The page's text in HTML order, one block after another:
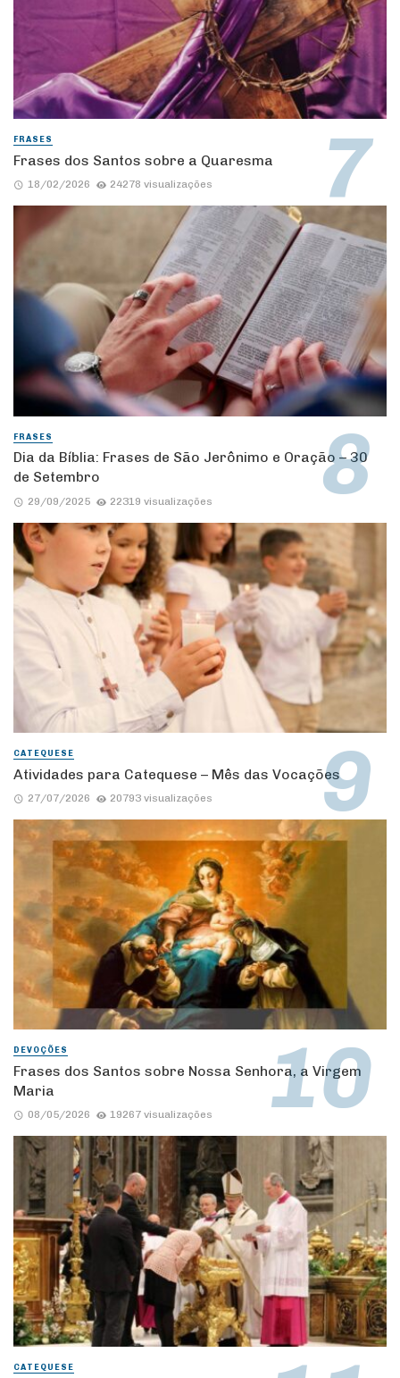
FRASES
Frases dos Santos sobre a Quaresma
18/02/2026 24278 visualizações
FRASES
Dia da Bíblia: Frases de São Jerônimo e Oração – 30
de Setembro
29/09/2025 22319 visualizações
CATEQUESE
Atividades para Catequese – Mês das Vocações
27/07/2026 20793 visualizações
DEVOÇÕES
Frases dos Santos sobre Nossa Senhora, a Virgem
Maria
08/05/2026 19267 visualizações
CATEQUESE